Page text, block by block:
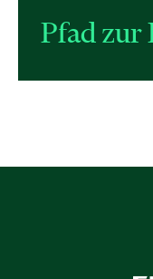
Pfad zur